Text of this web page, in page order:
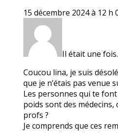
15 décembre 2024 à 12 h
Il était une
Coucou lina, je suis
que je n’étais pas venue
Les personnes qui te
poids sont des médecins,
profs ?
Je comprends que ces